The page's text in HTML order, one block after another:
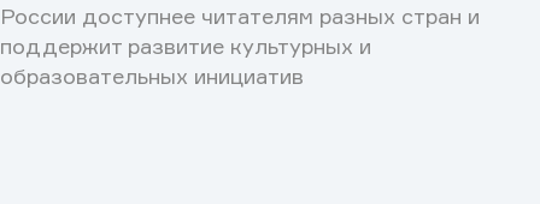
России доступнее читателям разных стран и
поддержит развитие культурных и
образовательных инициатив